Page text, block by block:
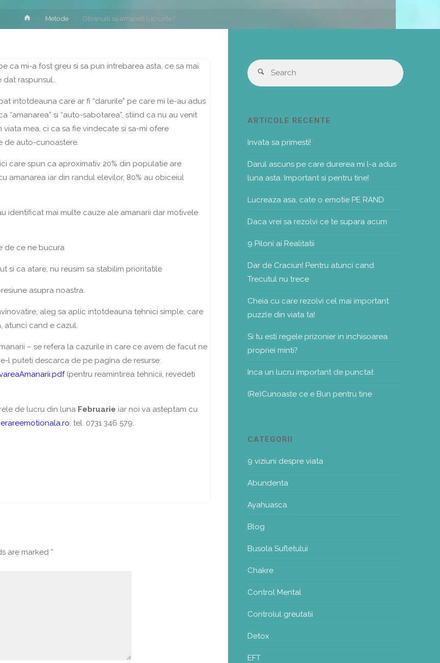
HomeMetode Obisnuiti sa amanati lucrurile?
ca mi-a fost greu si sa pun intrebarea asta, ce sa mai
raspunsul..
intotdeauna care ar fi “darurile” pe care mi le-au adus
“amanarea” si “auto-sabotarea”, stiind ca nu au venit
viata mea, ci ca sa fie vindecate si sa-mi ofere
de auto-cunoastere.
care spun ca aproximativ 20% din populatie are
amanarea iar din randul elevilor, 80% au obiceiul
identificat mai multe cauze ale amanarii dar motivele
de ce ne bucura
si ca atare, nu reusim sa stabilim prioritatile
asupra noastra.
aleg sa aplic intotdeauna tehnici simple, care
atunci cand e cazul.
– se refera la cazurile in care ce avem de facut ne
l puteti descarca de pe pagina de resurse:
(pentru reamintirea tehnicii, revedeti
de lucru din luna Februarie iar noi va asteptam cu
, tel. 0731 346 579.
are marked *
Search
ARTICOLE RECENTE
Invata sa primesti!
Darul ascuns pe care durerea mi l-a adus
luna asta. Important si pentru tine!
Lucreaza asa, cate o emotie PE RAND
Daca vrei sa rezolvi ce te supara acum
9 Piloni ai Realitatii
Dar de Craciun! Pentru atunci cand
Trecutul nu trece
Cheia cu care rezolvi cel mai important
puzzle din viata ta!
Si tu esti regele prizonier in inchisoarea
propriei minti?
Inca un lucru important de punctat
(Re)Cunoaste ce e Bun pentru tine
CATEGORII
9 viziuni despre viata
Abundenta
Ayahuasca
Blog
Busola Sufletului
Chakre
Control Mental
Controlul greutatii
Detox
EFT